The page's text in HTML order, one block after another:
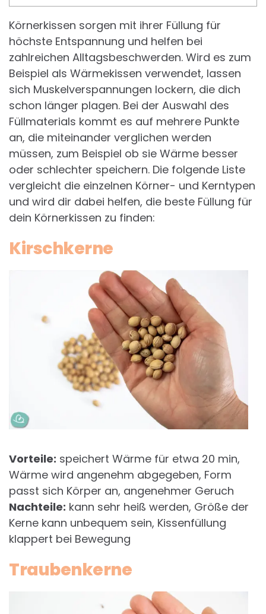
Körnerkissen sorgen mit ihrer Füllung für
höchste Entspannung und helfen bei
zahlreichen Alltagsbeschwerden. Wird es zum
Beispiel als Wärmekissen verwendet, lassen
sich Muskelverspannungen lockern, die dich
schon länger plagen. Bei der Auswahl des
Füllmaterials kommt es auf mehrere Punkte
an, die miteinander verglichen werden
müssen, zum Beispiel ob sie Wärme besser
oder schlechter speichern. Die folgende Liste
vergleicht die einzelnen Körner- und Kerntypen
und wird dir dabei helfen, die beste Füllung für
dein Körnerkissen zu finden:
Kirschkerne
Vorteile: speichert Wärme für etwa 20 min,
Wärme wird angenehm abgegeben, Form
passt sich Körper an, angenehmer Geruch
Nachteile: kann sehr heiß werden, Größe der
Kerne kann unbequem sein, Kissenfüllung
klappert bei Bewegung
Traubenkerne